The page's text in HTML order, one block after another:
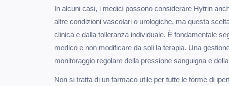
In alcuni casi, i medici possono considerare Hytrin
altre condizioni vascolari o urologiche, ma questa
clinica e dalla tolleranza individuale. È fondamentale
medico e non modificare da soli la terapia. Una
monitoraggio regolare della pressione sanguigna e
Non si tratta di un farmaco utile per tutte le forme di